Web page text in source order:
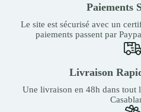
Paiements
Le site est sécurisé avec un
paiements passent par
Livraison
Une livraison en 48h dans tout